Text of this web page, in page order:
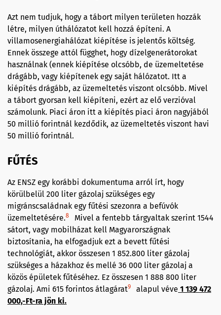
Azt nem tudjuk, hogy a tábort milyen területen hozzák
létre, milyen úthálózatot kell hozzá építeni. A
villamosenergiahálózat kiépítése is jelentős költség.
Ennek összege attól függhet, hogy dízelgenerátorokat
használnak (ennek kiépítése olcsóbb, de üzemeltetése
drágább, vagy kiépítenek egy saját hálózatot. Itt a
kiépítés drágább, az üzemeltetés viszont olcsóbb. Mivel
a tábort gyorsan kell kiépíteni, ezért az elő verzióval
számolunk. Piaci áron itt a kiépítés piaci áron nagyjából
50 millió forintnál kezdődik, az üzemeltetés viszont havi
50 millió forintnál.
FŰTÉS
Az ENSZ egy korábbi dokumentuma arról írt, hogy
körülbelül 200 liter gázolaj szükséges egy
migránscsaládnak egy fűtési szezonra a befúvók
üzemeltetésére.8
Mivel a fentebb tárgyaltak szerint 1544
sátort, vagy mobilházat kell Magyarországnak
biztosítania, ha elfogadjuk ezt a bevett fűtési
technológiát, akkor összesen 1 852.800 liter gázolaj
szükséges a házakhoz és mellé 36 000 liter gázolaj a
közös épületek fűtéséhez. Ez összesen 1 888 800 liter
gázolaj. Ami 615 forintos átlagárat9 alapul véve 1 139 472
000,-Ft-ra jön ki.